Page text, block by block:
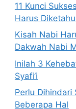
11 Kunci
Harus
Kisah Nabi
Dakwah Nabi
Inilah 3
Syafi’i
Perlu Dihindari
Beberapa Hal